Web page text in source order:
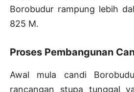
Borobudur rampung lebih
825 M.
Proses Pembangunan
Awal mula candi
rancangan stupa tunggal